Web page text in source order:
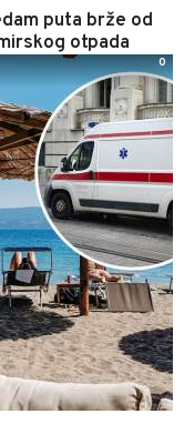
puta brže od
otpada
0